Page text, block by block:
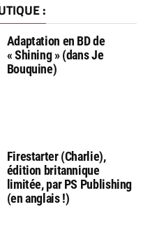
:
Adaptation en BD de
« Shining » (dans Je
Bouquine)
Firestarter (Charlie),
édition britannique
limitée, par PS Publishing
(en anglais !)